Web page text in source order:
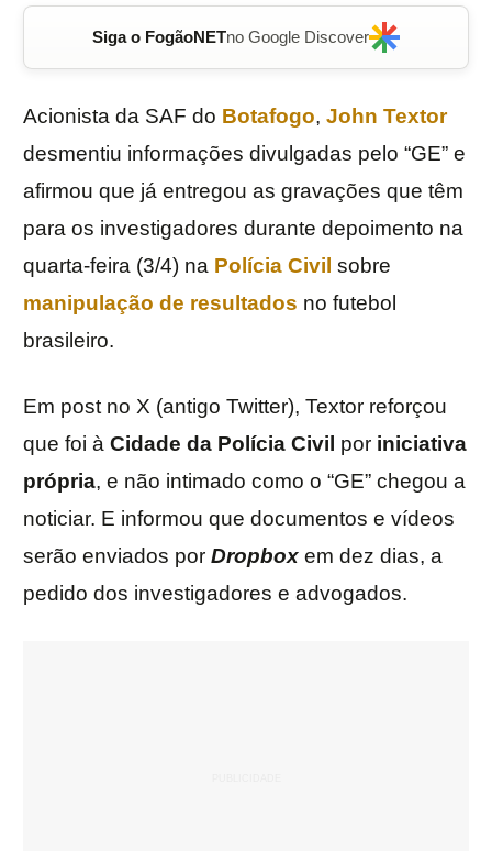
Siga o FogãoNETno Google Discover
Acionista da SAF do Botafogo, John Textor
desmentiu informações divulgadas pelo “GE” e
afirmou que já entregou as gravações que têm
para os investigadores durante depoimento na
quarta-feira (3/4) na Polícia Civil sobre
manipulação de resultados no futebol
brasileiro.
Em post no X (antigo Twitter), Textor reforçou
que foi à Cidade da Polícia Civil por iniciativa
própria, e não intimado como o “GE” chegou a
noticiar. E informou que documentos e vídeos
serão enviados por Dropbox em dez dias, a
pedido dos investigadores e advogados.